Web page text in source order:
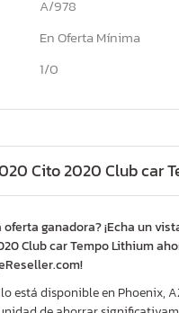
A/978
En Oferta Mínima
1/0
Cito 2020 Club car Tempo Lithium,
ganadora? ¡Echa un
Club car Tempo Lithium
está disponible en Phoenix,